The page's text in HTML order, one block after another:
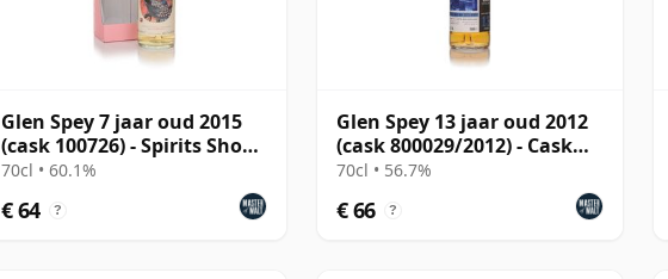
Glen Spey 7 jaar oud 2015
(cask 100726) - Spirits Shop'
Selection
70cl • 60.1%
€ 64 ?
Glen Spey 13 jaar oud 2012
(cask 800029/2012) - Cask
Masters
70cl • 56.7%
€ 66 ?